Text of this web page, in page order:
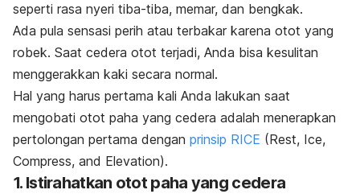
seperti rasa nyeri tiba-tiba, memar, dan bengkak.
Ada pula sensasi perih atau terbakar karena otot yang
robek. Saat cedera otot terjadi, Anda bisa kesulitan
menggerakkan kaki secara normal.
Hal yang harus pertama kali Anda lakukan saat
mengobati otot paha yang cedera adalah menerapkan
pertolongan pertama dengan prinsip RICE (Rest, Ice,
Compress, and Elevation).
1. Istirahatkan otot paha yang cedera